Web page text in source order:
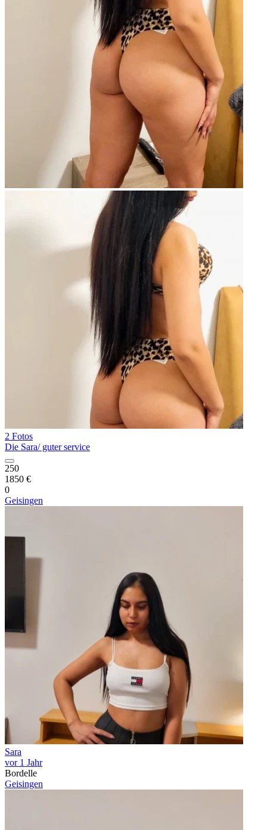
2 Fotos
Die Sara/ guter service
250
1850 €
0
Geisingen
Sara
vor 1 Jahr
Bordelle
Geisingen